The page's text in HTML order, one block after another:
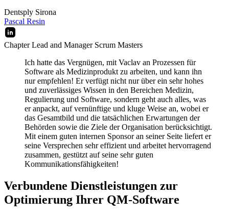
Dentsply Sirona
Pascal Resin
Chapter Lead and Manager Scrum Masters
Ich hatte das Vergnügen, mit Vaclav an Prozessen für
Software als Medizinprodukt zu arbeiten, und kann ihn
nur empfehlen! Er verfügt nicht nur über ein sehr hohes
und zuverlässiges Wissen in den Bereichen Medizin,
Regulierung und Software, sondern geht auch alles, was
er anpackt, auf vernünftige und kluge Weise an, wobei er
das Gesamtbild und die tatsächlichen Erwartungen der
Behörden sowie die Ziele der Organisation berücksichtigt.
Mit einem guten internen Sponsor an seiner Seite liefert er
seine Versprechen sehr effizient und arbeitet hervorragend
zusammen, gestützt auf seine sehr guten
Kommunikationsfähigkeiten!
Verbundene Dienstleistungen zur
Optimierung Ihrer QM-Software